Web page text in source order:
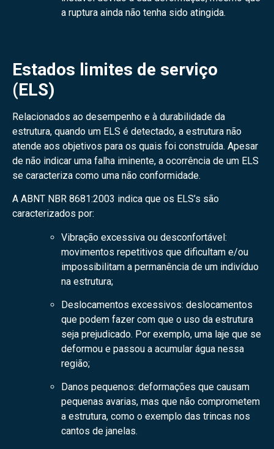
a ruptura ainda não tenha sido atingida.
Estados limites de serviço
(ELS)
Relacionados ao desempenho e à durabilidade da
estrutura, quando um ELS é detectado, a estrutura não
atende aos objetivos para os quais foi construída. Apesar
de não indicar uma falha iminente, a ocorrência de um ELS
se caracteriza como uma não conformidade.
A ABNT NBR 8681:2003 indica que os ELS’s são
caracterizados por:
Vibração excessiva ou desconfortável:
movimentos repetitivos que dificultam e/ou
impossibilitam a permanência de um indivíduo
na estrutura;
Deslocamentos excessivos: deslocamentos
que podem fazer com que o uso da estrutura
seja prejudicado. Por exemplo, uma laje que se
deformou e passou a acumular água nessa
região;
Danos pequenos: deformações que causam
pequenas avarias, mas que não comprometem
a estrutura, como o exemplo das trincas nos
cantos de janelas.